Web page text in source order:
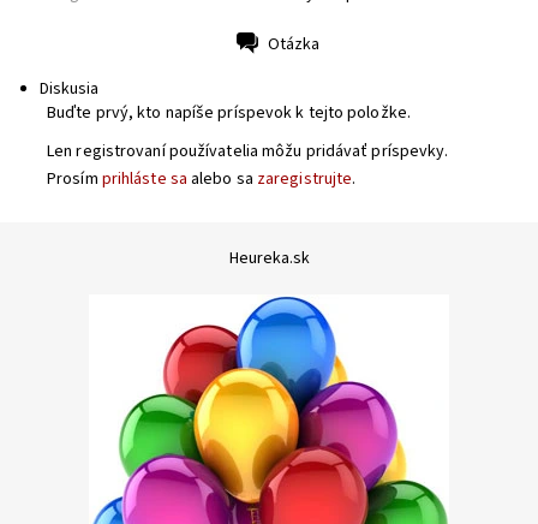
Otázka
Diskusia
Buďte prvý, kto napíše príspevok k tejto položke.
Len registrovaní používatelia môžu pridávať príspevky.
Prosím prihláste sa alebo sa zaregistrujte.
Heureka.sk